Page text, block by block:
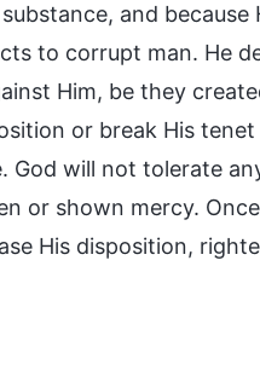
and because
to corrupt man. He
Him, be they
or break His
God will not tolerate
or shown mercy.
His disposition,